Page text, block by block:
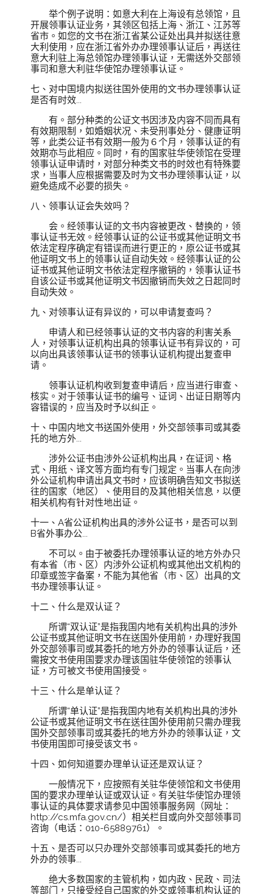
举个例子说明：如意大利在上海设有总领馆，且
开展领事认证业务，其领区包括上海、浙江、江苏等
省市。如您的文书在浙江省某公证处出具并拟送往意
大利使用，应在浙江省外办办理领事认证后，再送往
意大利驻上海总领馆办理领事认证，无需送外交部领
事司和意大利驻华使馆办理领事认证。
七、对中国境内拟送往国外使用的文书办理领事认证
是否有时效...
有。部分种类的公证文书因涉及内容不同而具有
有效期限制，如婚姻状况、未受刑事处分、健康证明
等，此类公证书有效期一般为６个月，领事认证的有
效期亦与此相应。同时，有的国家驻华使领馆在受理
领事认证申请时，对部分种类文书的时效也有特殊要
求，当事人应根据需要及时为文书办理领事认证，以
避免造成不必要的损失。
八、领事认证会失效吗？
会。经领事认证的文书内容被更改、替换的，领
事认证书无效。经领事认证的公证书或其他证明文书
依法定程序确定有错误而进行更正的，原公证书或其
他证明文书上的领事认证自动失效。经领事认证的公
证书或其他证明文书依法定程序撤销的，领事认证书
自该公证书或其他证明文书因撤销而失效之日起同时
自动失效。
九、对领事认证有异议的，可以申请复查吗？
申请人和已经领事认证的文书内容的利害关系
人，对领事认证机构出具的领事认证书有异议的，可
以向出具该领事认证书的领事认证机构提出复查申
请。
领事认证机构收到复查申请后，应当进行审查、
核实。对于领事认证书的编号、证词、出证日期等内
容错误的，应当及时予以纠正。
十、中国内地文书送国外使用，外交部领事司或其委
托的地方外...
涉外公证书由涉外公证机构出具，在证词、格
式、用纸、译文等方面均有专门规定。当事人在向涉
外公证机构申请出具文书时，应该明确告知文书拟送
往的国家（地区）、使用目的及其他相关信息，以便
相关机构有针对性地出证。
十一、A省公证机构出具的涉外公证书，是否可以到
B省外事办公...
不可以。由于被委托办理领事认证的地方外办只
有本省（市、区）内涉外公证机构或其他出文机构的
印章或签字备案，不能为其他省（市、区）出具的文
书办理领事认证。
十二、什么是双认证？
所谓“双认证”是指我国内地有关机构出具的涉外
公证书或其他证明文书在送国外使用前，办理好我国
外交部领事司或其委托的地方外办的领事认证后，还
需按文书使用国要求办理该国驻华使领馆的领事认
证，方可被文书使用国接受。
十三、什么是单认证？
所谓“单认证”是指我国内地有关机构出具的涉外
公证书或其他证明文书在送往国外使用前只需办理我
国外交部领事司或其委托的地方外办的领事认证，文
书使用国即可接受该文书。
十四、如何知道要办理单认证还是双认证？
一般情况下，应按照有关驻华使领馆和文书使用
国的要求办理单认证或双认证。有关驻华使馆办理领
事认证的具体要求请参见中国领事服务网（网址：
http://cs.mfa.gov.cn/）相关栏目或向外交部领事司
咨询（电话：010-65889761）。
十五、是否可以只办理外交部领事司或其委托的地方
外办的领事...
绝大多数国家的主管机构，如内政、民政、司法
等部门，只接受经自己国家的外交或领事机构认证的